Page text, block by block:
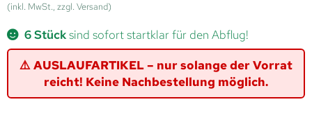
(inkl. MwSt., zzgl. Versand)
6 Stücksind sofort startklar für den Abflug!
⚠️ AUSLAUFARTIKEL – nur solange der Vorrat
reicht! Keine Nachbestellung möglich.